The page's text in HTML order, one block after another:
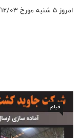
امروز ۵ شنبه مورخ ۱۴۰۲/۱۲/۰۳ بارگیری دستگاه پرس کاه نرم ، ساخت ...
فیلم